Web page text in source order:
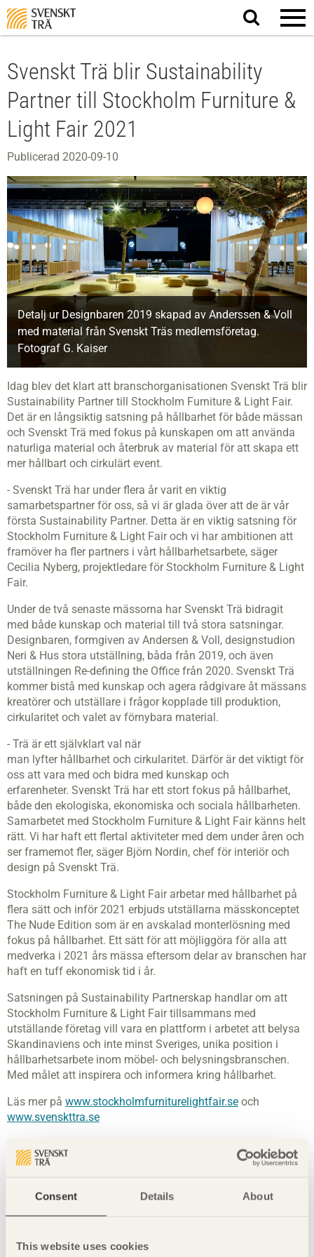
Consent Details About
This website uses cookies
Sök
på
Svenskt Trä blir Sustainability
Partner till Stockholm Furniture &
Light Fair 2021
Publicerad 2020-09-10
Detalj ur Designbaren 2019 skapad av Anderssen & Voll
med material från Svenskt Träs medlemsföretag.
Fotograf G. Kaiser
Idag blev det klart att branschorganisationen Svenskt Trä blir
Sustainability Partner till Stockholm Furniture & Light Fair.
Det är en långsiktig satsning på hållbarhet för både mässan
och Svenskt Trä med fokus på kunskapen om att använda
naturliga material och återbruk av material för att skapa ett
mer hållbart och cirkulärt event.
- Svenskt Trä har under flera år varit en viktig
samarbetspartner för oss, så vi är glada över att de är vår
första Sustainability Partner. Detta är en viktig satsning för
Stockholm Furniture & Light Fair och vi har ambitionen att
framöver ha fler partners i vårt hållbarhetsarbete, säger
Cecilia Nyberg, projektledare för Stockholm Furniture & Light
Fair.
Under de två senaste mässorna har Svenskt Trä bidragit
med både kunskap och material till två stora satsningar.
Designbaren, formgiven av Andersen & Voll, designstudion
Neri & Hus stora utställning, båda från 2019, och även
utställningen Re-defining the Office från 2020. Svenskt Trä
kommer bistå med kunskap och agera rådgivare åt mässans
kreatörer och utställare i frågor kopplade till produktion,
cirkularitet och valet av förnybara material.
- Trä är ett självklart val när
man lyfter hållbarhet och cirkularitet. Därför är det viktigt för
oss att vara med och bidra med kunskap och
erfarenheter. Svenskt Trä har ett stort fokus på hållbarhet,
både den ekologiska, ekonomiska och sociala hållbarheten.
Samarbetet med Stockholm Furniture & Light Fair känns helt
rätt. Vi har haft ett flertal aktiviteter med dem under åren och
ser framemot fler, säger Björn Nordin, chef för interiör och
design på Svenskt Trä.
Stockholm Furniture & Light Fair arbetar med hållbarhet på
flera sätt och inför 2021 erbjuds utställarna mässkonceptet
The Nude Edition som är en avskalad monterlösning med
fokus på hållbarhet. Ett sätt för att möjliggöra för alla att
medverka i 2021 års mässa eftersom delar av branschen har
haft en tuff ekonomisk tid i år.
Satsningen på Sustainability Partnerskap handlar om att
Stockholm Furniture & Light Fair tillsammans med
utställande företag vill vara en plattform i arbetet att belysa
Skandinaviens och inte minst Sveriges, unika position i
hållbarhetsarbete inom möbel- och belysningsbranschen.
Med målet att inspirera och informera kring hållbarhet.
Läs mer på www.stockholmfurniturelightfair.se och
www.svenskttra.se
Läs pressmeddelandet på Svenskt Träs webbplats
Nyckelord